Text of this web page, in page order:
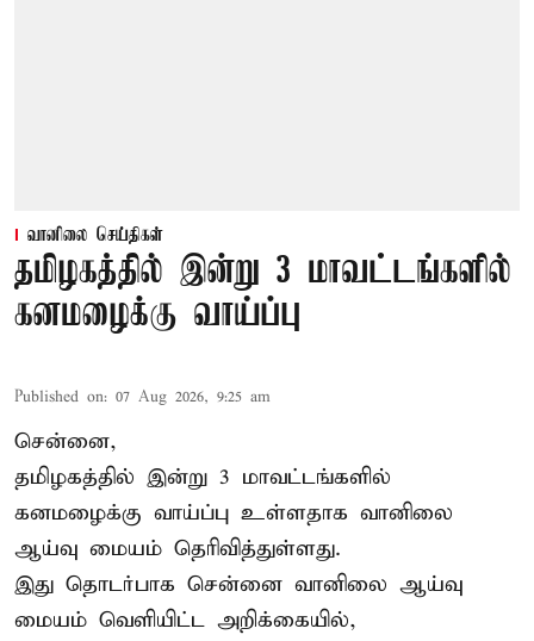
வானிலை செய்திகள்
தமிழகத்தில் இன்று 3 மாவட்டங்களில்
கனமழைக்கு வாய்ப்பு
Published on: 07 Aug 2026, 9:25 am
சென்னை,
தமிழகத்தில் இன்று 3 மாவட்டங்களில்
கனமழைக்கு வாய்ப்பு உள்ளதாக வானிலை
ஆய்வு மையம் தெரிவித்துள்ளது.
இது தொடர்பாக சென்னை வானிலை ஆய்வு
மையம் வெளியிட்ட அறிக்கையில்,